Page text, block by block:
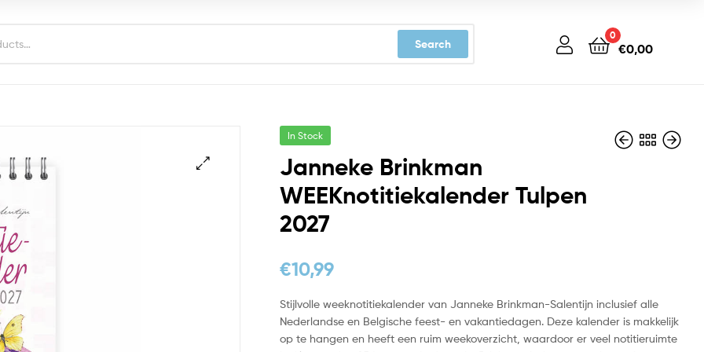
Search
0
€0,00
In Stock
Janneke Brinkman
WEEKnotitiekalender Tulpen
2027
€10,99
Stijlvolle weeknotitiekalender van Janneke Brinkman-Salentijn inclusief alle
Nederlandse en Belgische feest- en vakantiedagen. Deze kalender is makkelijk
op te hangen en heeft een ruim weekoverzicht, waardoor er veel notitieruimte